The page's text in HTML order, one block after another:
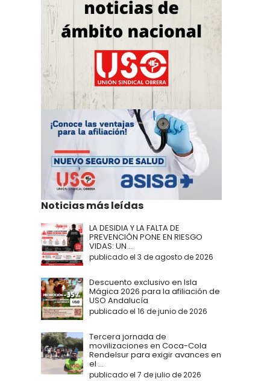
Noticias más leídas
LA DESIDIA Y LA FALTA DE
PREVENCIÓN PONE EN RIESGO
VIDAS: UN ...
publicado el 3 de agosto de 2026
Descuento exclusivo en Isla
Mágica 2026 para la afiliación de
USO Andalucía
publicado el 16 de junio de 2026
Tercera jornada de
movilizaciones en Coca-Cola
Rendelsur para exigir avances en
el ...
publicado el 7 de julio de 2026